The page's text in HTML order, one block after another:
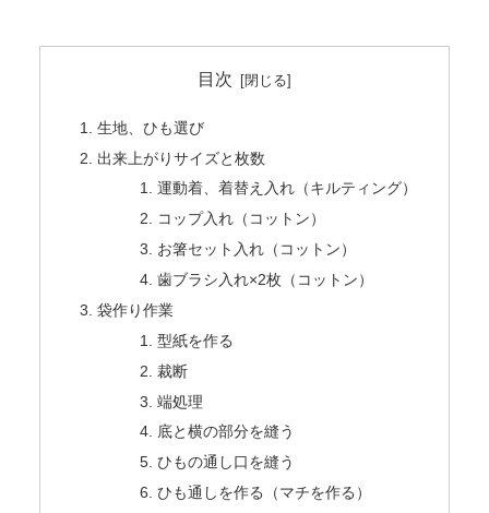
目次
生地、ひも選び
出来上がりサイズと枚数
運動着、着替え入れ（キルティング）
コップ入れ（コットン）
お箸セット入れ（コットン）
歯ブラシ入れ×2枚（コットン）
袋作り作業
型紙を作る
裁断
端処理
底と横の部分を縫う
ひもの通し口を縫う
ひも通しを作る（マチを作る）